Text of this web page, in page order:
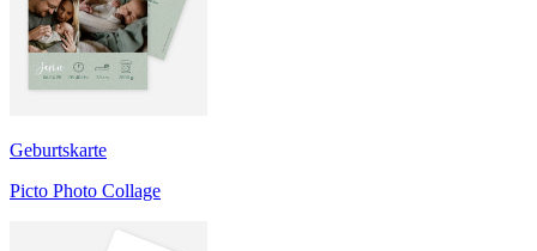
Geburtskarte
Picto Photo Collage